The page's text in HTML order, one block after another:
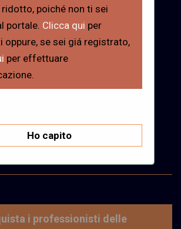
– I
i professionisti delle
poiché non ti sei
portale. Clicca qui per
oppure, se sei giá registrato,
per effettuare
Ho capito